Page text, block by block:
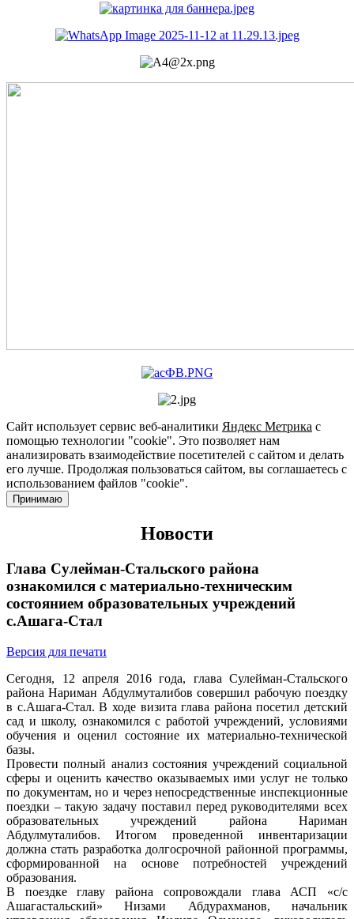
Сайт использует сервис веб-аналитики Яндекс Метрика с
помощью технологии "cookie". Это позволяет нам
анализировать взаимодействие посетителей с сайтом и делать
его лучше. Продолжая пользоваться сайтом, вы соглашаетесь с
использованием файлов "cookie".
Принимаю
Новости
Глава Сулейман-Стальского района
ознакомился с материально-техническим
состоянием образовательных учреждений
с.Ашага-Стал
Версия для печати
Сегодня, 12 апреля 2016 года, глава Сулейман-Стальского
района Нариман Абдулмуталибов совершил рабочую поездку
в с.Ашага-Стал. В ходе визита глава района посетил детский
сад и школу, ознакомился с работой учреждений, условиями
обучения и оценил состояние их материально-технической
базы.
Провести полный анализ состояния учреждений социальной
сферы и оценить качество оказываемых ими услуг не только
по документам, но и через непосредственные инспекционные
поездки – такую задачу поставил перед руководителями всех
образовательных учреждений района Нариман
Абдулмуталибов. Итогом проведенной инвентаризации
должна стать разработка долгосрочной районной программы,
сформированной на основе потребностей учреждений
образования.
В поездке главу района сопровождали глава АСП «с/с
Ашагастальский» Низами Абдурахманов, начальник